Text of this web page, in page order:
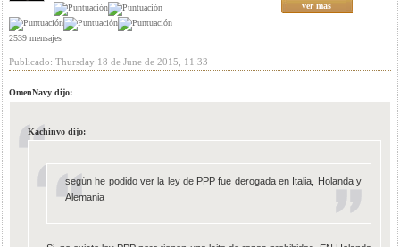
2539 mensajes
ver mas
Publicado: Thursday 18 de June de 2015, 11:33
OmenNavy dijo:
Kachinvo dijo:
según he podido ver la ley de PPP fue derogada en Italia, Holanda y
Alemania